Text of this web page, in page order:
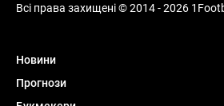
Всі права захищені © 2014 - 2026
Новини
Прогнози